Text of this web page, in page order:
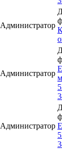
Администратор
Администратор
Администратор